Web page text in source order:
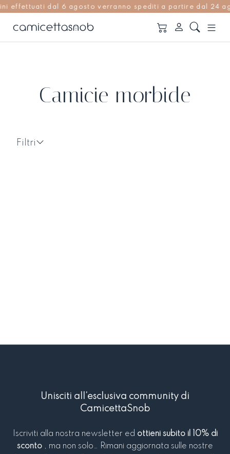
effettuati dal 6 agosto verranno spediti a partire dal 24
Camicie morbide
Filtri
Unisciti all’esclusiva community di
CamicettaSnob
Iscriviti alla nostra newsletter ed ottieni subito il 10% di
sconto , ma non solo… Rimani aggiornata sulle nostre